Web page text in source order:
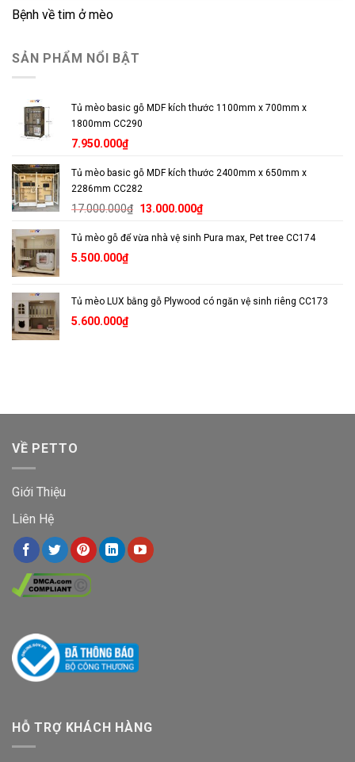
Bệnh về tim ở mèo
SẢN PHẨM NỔI BẬT
Tủ mèo basic gỗ MDF kích thước 1100mm x 700mm x
1800mm CC290
7.950.000₫
Tủ mèo basic gỗ MDF kích thước 2400mm x 650mm x
2286mm CC282
17.000.000₫ Giá
là:
13.000.000₫Giá
tại
Tủ mèo gỗ để vừa nhà vệ sinh Pura max, Pet tree CC174
5.500.000₫
Tủ mèo LUX bằng gỗ Plywood có ngăn vệ sinh riêng CC173
5.600.000₫
VỀ PETTO
Giới Thiệu
Liên Hệ
HỖ TRỢ KHÁCH HÀNG